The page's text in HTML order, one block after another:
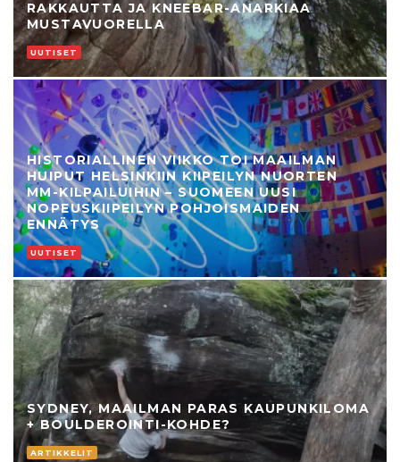
RAKKAUTTA JA KNEEBAR-ANARKIAA
MUSTAVUORELLA
UUTISET
HISTORIALLINEN VIIKKO TOI MAAILMAN
HUIPUT HELSINKIIN KIIPEILYN NUORTEN
MM-KILPAILUIHIN – SUOMEEN UUSI
NOPEUSKIIPEILYN POHJOISMAIDEN
ENNÄTYS
UUTISET
SYDNEY, MAAILMAN PARAS KAUPUNKILOMA
+ BOULDEROINTI-KOHDE?
ARTIKKELIT